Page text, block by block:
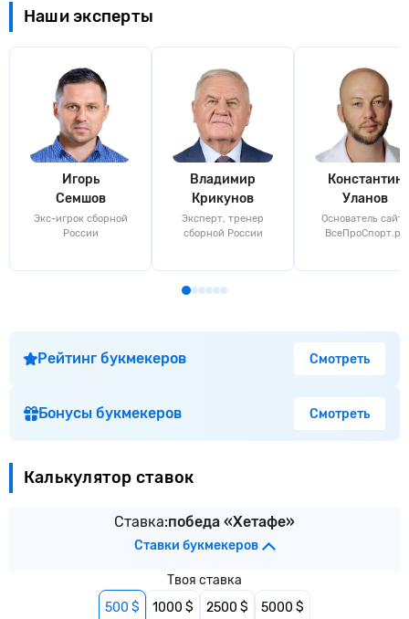
Наши эксперты
Игорь
Семшов
Экс-игрок сборной
России
Владимир
Крикунов
Эксперт, тренер
сборной России
Константин
Уланов
Основатель сайта
ВсеПроСпорт.ру
Рейтинг букмекеров Смотреть
Бонусы букмекеров Смотреть
Калькулятор ставок
Ставка:победа «Хетафе»
Ставки букмекеров
Твоя ставка
500 $
1000 $ 2500 $ 5000 $